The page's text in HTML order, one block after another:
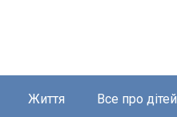
Життя Все про дітей